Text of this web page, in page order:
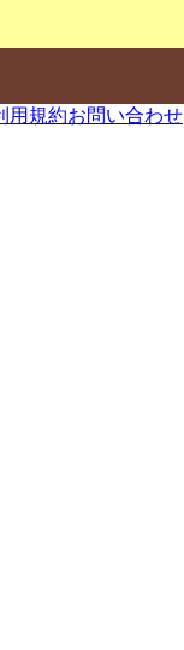
用規約お問い合わせ